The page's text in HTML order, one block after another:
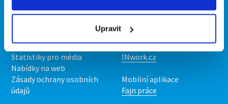
Upravit
Kontakt
Upravit předvolby cookies
Statistiky pro média
Nabídky na web
Zásady ochrany osobních
údajů
Mobilní aplikace
Nabídka práce z celé ČR
INwork.cz
Mobilní aplikace
Fajn práce